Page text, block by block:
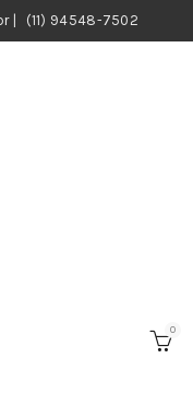
| (11) 94548-7502
0